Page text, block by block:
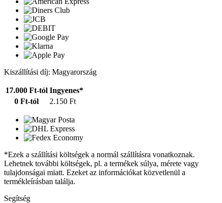
Kiszállítási díj: Magyarország
17.000 Ft-tól Ingyenes*
0 Ft-tól
2.150 Ft
*Ezek a szállítási költségek a normál szállításra vonatkoznak.
Lehetnek további költségek, pl. a termékek súlya, mérete vagy
tulajdonságai miatt. Ezeket az információkat közvetlenül a
termékleírásban találja.
Segítség